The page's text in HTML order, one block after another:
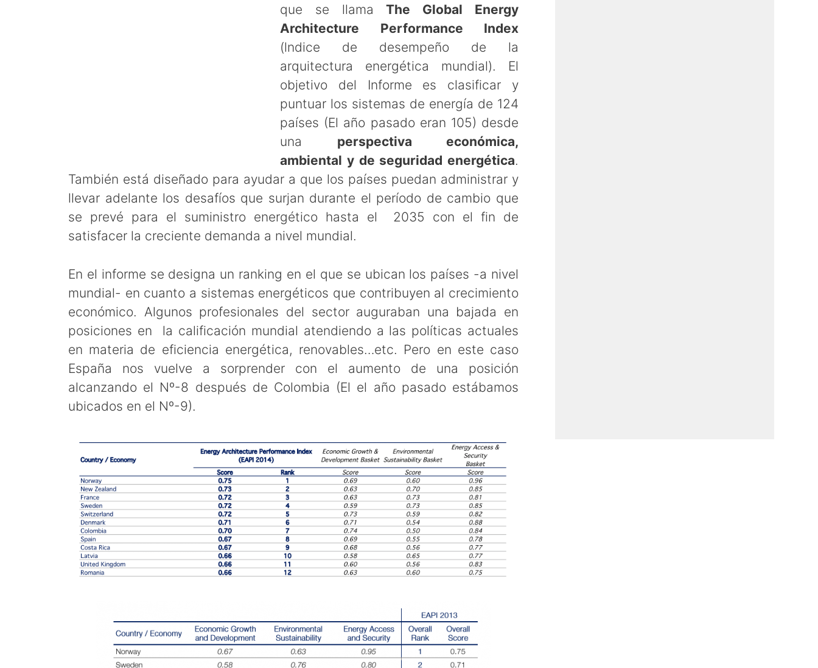
que se llamaThe Global Energy
Architecture Performance Index
(lndice de desempeño de la
arquitectura energética mundial). El
objetivo del Informe es clasificar y
puntuar los sistemas de energía de 124
países (El año pasado eran 105) desde
una perspectiva económica,
ambiental y de seguridad energética.
También está diseñado para ayudar a que los países puedan administrar y
llevar adelante los desafíos que surjan durante el período de cambio que
se prevé para el suministro energético hasta el 2035 con el fin de
satisfacer la creciente demanda a nivel mundial.
En el informe se designa un ranking en el que se ubican los países -a nivel
mundial- en cuanto a sistemas energéticos que contribuyen al crecimiento
económico. Algunos profesionales del sector auguraban una bajada en
posiciones en la calificación mundial atendiendo a las políticas actuales
en materia de eficiencia energética, renovables…etc. Pero en este caso
España nos vuelve a sorprender con el aumento de una posición
alcanzando el Nº-8 después de Colombia (El el año pasado estábamos
ubicados en el Nº-9).